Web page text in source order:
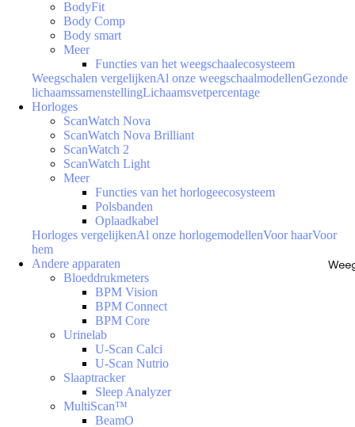
BodyFit
Body Comp
Body smart
Meer
Functies van het weegschaalecosysteem
Weegschalen vergelijkenAl onze weegschaalmodellenGezonde
lichaamssamenstellingLichaamsvetpercentage
Horloges
ScanWatch Nova
ScanWatch Nova Brilliant
ScanWatch 2
ScanWatch Light
Meer
Functies van het horlogeecosysteem
Polsbanden
Oplaadkabel
Horloges vergelijkenAl onze horlogemodellenVoor haarVoor
hem
Andere apparaten
Bloeddrukmeters
BPM Vision
BPM Connect
BPM Core
Urinelab
U-Scan Calci
U-Scan Nutrio
Slaaptracker
Sleep Analyzer
MultiScan™
BeamO